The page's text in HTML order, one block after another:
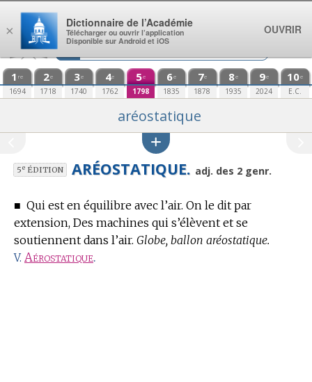
Aller au contenu
1 re
1694
2e
1718
3e
1740
4e
1762
5e
1798
6e
1835
7e
1878
8e
1935
9e
2024
10e
E.C.
aréostatique
5eÉDITION ARÉOSTATIQUE. adj. des 2 genr.
■ Qui est en équilibre avec l’air. On le dit par
extension, Des machines qui s’élèvent et se
soutiennent dans l’air. Globe, ballon aréostatique.
V. Aérostatique.
×
Dictionnaire de l’Académie
Télécharger ou ouvrir l’application
Disponible sur Android et iOS
OUVRIR